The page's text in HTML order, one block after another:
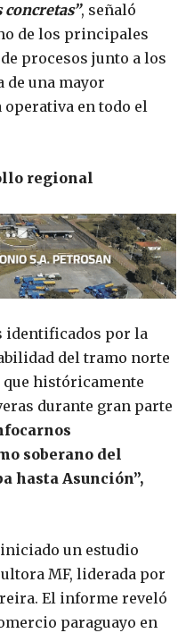
concretas”, señaló
de los principales
procesos junto a los
de una mayor
en todo el
regional
identificados por la
del tramo norte
que históricamente
durante gran parte
soberano del
hasta Asunción”,
iniciado un estudio
MF, liderada por
El informe reveló
paraguayo en